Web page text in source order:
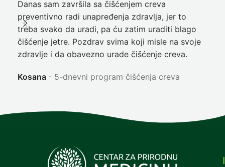
Danas sam završila sa čišćenjem creva
preventivno radi unapređenja zdravlja, jer to
treba svako da uradi, pa ću zatim uraditi blago
čišćenje jetre. Pozdrav svima koji misle na svoje
zdravlje i da obavezno urade čišćenje creva.
Kosana 5-dnevni program čišćenja creva